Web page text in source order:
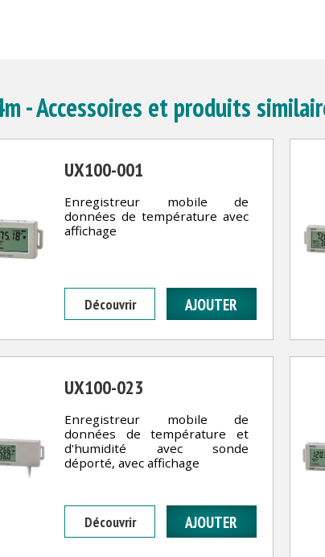
- Accessoires et produits
UX100-001
Enregistreur mobile de
données de température avec
affichage
Découvrir
UX100-023
Enregistreur mobile de
données de température et
d'humidité avec sonde
déporté, avec affichage
Découvrir